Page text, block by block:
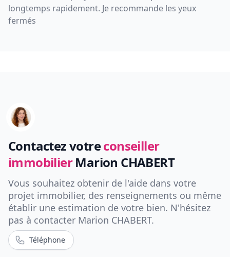
longtemps rapidement. Je recommande les yeux
fermés
Contactez votreconseiller
immobilier Marion CHABERT
Vous souhaitez obtenir de l'aide dans votre
projet immobilier, des renseignements ou même
établir une estimation de votre bien. N'hésitez
pas à contacter Marion CHABERT.
Téléphone